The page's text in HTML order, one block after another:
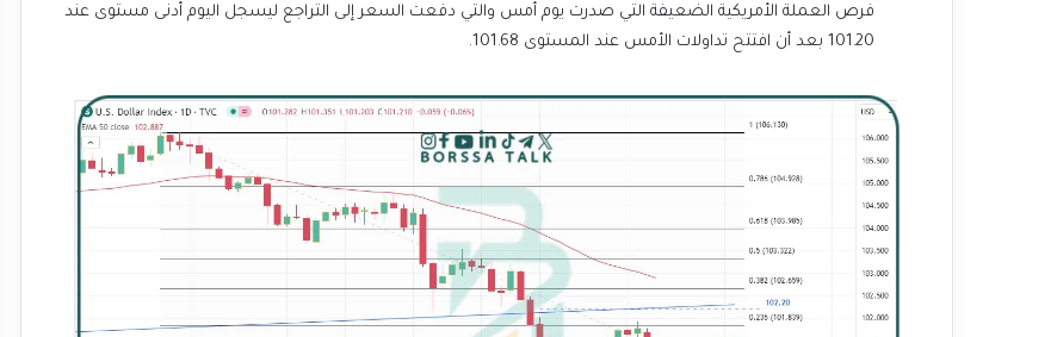
فرص العملة الأمريكية الضعيفة التي صدرت يوم أمس والتي دفعت السعر إلى التراجع ليسجل اليوم أدنى مستوى عند
101.20 بعد أن افتتح تداولات الأمس عند المستوى 101.68.